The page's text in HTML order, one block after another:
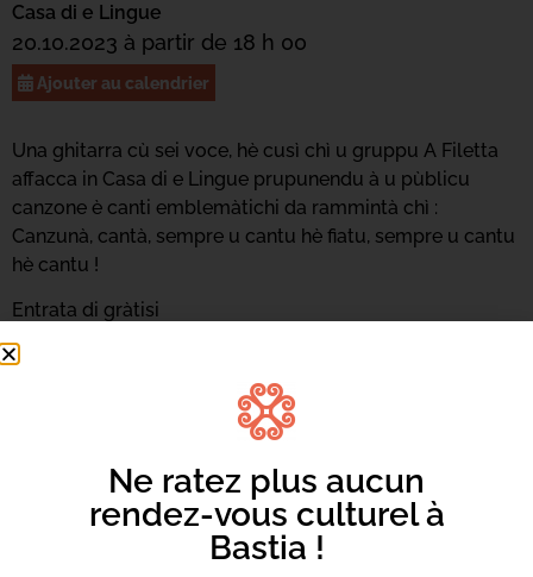
Casa di e Lingue
20.10.2023 à partir de 18 h 00
Ajouter au calendrier
Una ghitarra cù sei voce, hè cusì chì u gruppu A Filetta
affacca in Casa di e Lingue prupunendu à u pùblicu
canzone è canti emblemàtichi da rammintà chì :
Canzunà, cantà, sempre u cantu hè fiatu, sempre u cantu
hè cantu !
Entrata di gràtisi
Ne ratez plus aucun
rendez-vous culturel à
Bastia !